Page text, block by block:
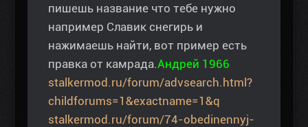
пишешь название что тебе нужно
например Славик снегирь и
нажимаешь найти, вот пример есть
правка от камрада.Андрей 1966
stalkermod.ru/forum/advsearch.html?
childforums=1&exactname=1&q
stalkermod.ru/forum/74-obedinennyj-